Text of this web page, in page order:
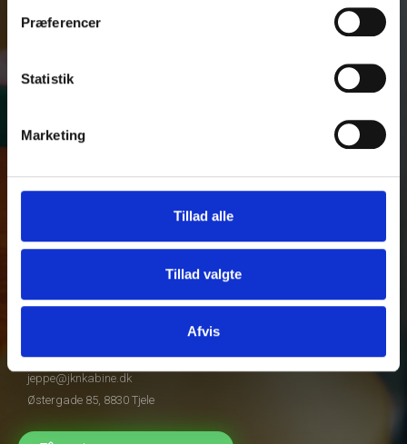
Præferencer
Statistik
Marketing
Tillad alle
Tillad valgte
Afvis
Traktorborde
Sædeovertræk
Links
Om os
B2B login
Virksomheden
+45 20 35 06 66
jeppe@jknkabine.dk
Østergade 85, 8830 Tjele